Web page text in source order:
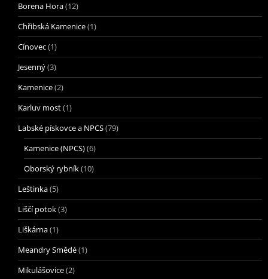
Borena Hora(12)
Chřibská Kamenice(1)
Cínovec(1)
Jesenný(3)
Kamenice(2)
Karluv most(1)
Labské pískovce a NPCS(79)
Kamenice (NPCS)(6)
Oborský rybník(10)
Leštinka(5)
Liščí potok(3)
Liškárna(1)
Meandry Smědé(1)
Mikulášovice(2)